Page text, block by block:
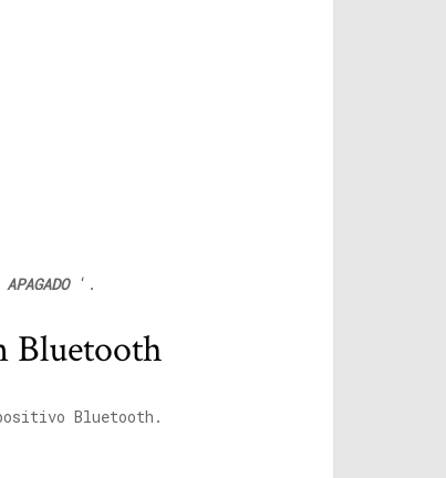
‘.
Bluetooth
Bluetooth.